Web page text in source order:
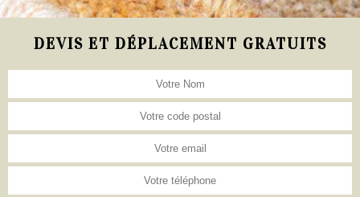
DEVIS ET DÉPLACEMENT GRATUITS